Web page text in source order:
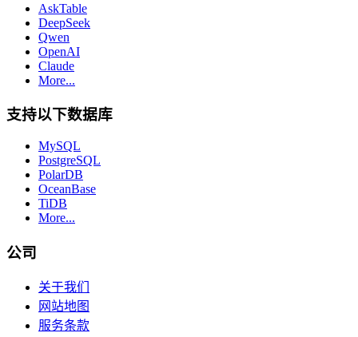
AskTable
DeepSeek
Qwen
OpenAI
Claude
More...
支持以下数据库
MySQL
PostgreSQL
PolarDB
OceanBase
TiDB
More...
公司
关于我们
网站地图
服务条款